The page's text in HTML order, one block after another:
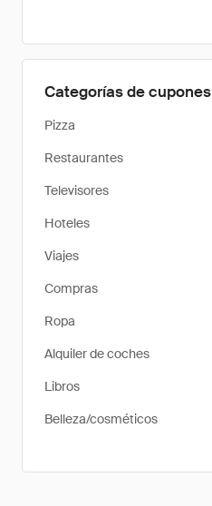
Categorías de cupones
Pizza
Restaurantes
Televisores
Hoteles
Viajes
Compras
Ropa
Alquiler de coches
Libros
Belleza/cosméticos